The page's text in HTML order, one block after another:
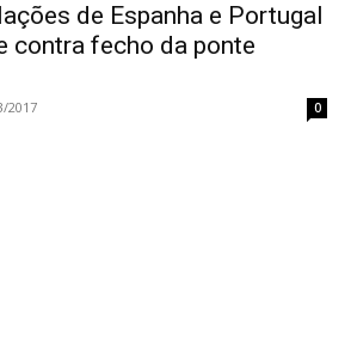
de Espanha e Portugal
contra fecho da ponte
2017 0